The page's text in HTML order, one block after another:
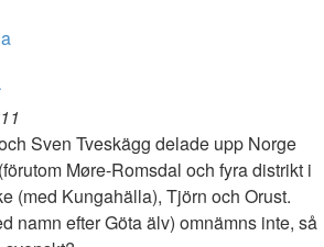
Sven Tveskägg delade upp Norge
Møre-Romsdal och fyra distrikt i
(med Kungahälla), Tjörn och Orust.
namn efter Göta älv) omnämns inte, så